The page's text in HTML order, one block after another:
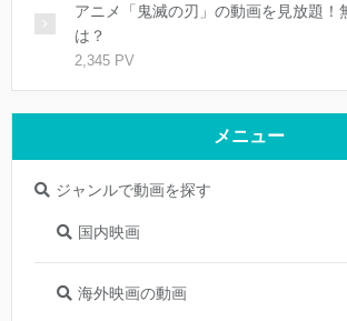
アニメ「鬼滅の刃」の動画を見放題！
は？
2,345 PV
メニュー
ジャンルで動画を探す
国内映画
海外映画の動画